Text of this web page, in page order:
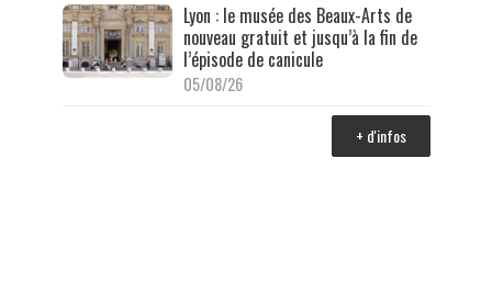
Lyon : le musée des Beaux-Arts de
nouveau gratuit et jusqu’à la fin de
l’épisode de canicule
05/08/26
+ d'infos